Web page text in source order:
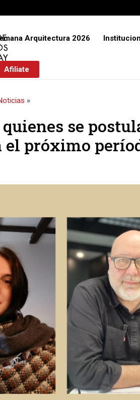
Arquitectura 2026
Afiliate
»
quienes se
el próximo